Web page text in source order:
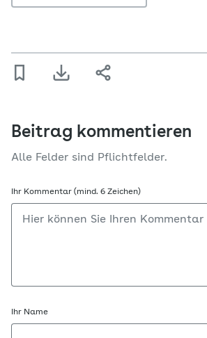
Beitrag kommentieren
Alle Felder sind Pflichtfelder.
Ihr Kommentar (mind. 6 Zeichen)
Ihr Name